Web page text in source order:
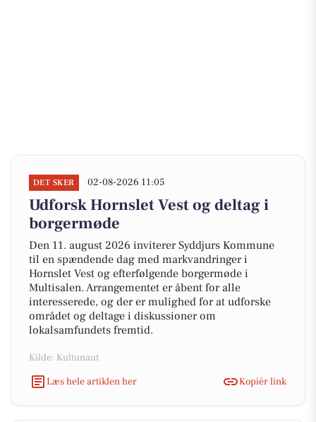
DET SKER 02-08-2026 11:05
Udforsk Hornslet Vest og deltag i
borgermøde
Den 11. august 2026 inviterer Syddjurs Kommune
til en spændende dag med markvandringer i
Hornslet Vest og efterfølgende borgermøde i
Multisalen. Arrangementet er åbent for alle
interesserede, og der er mulighed for at udforske
området og deltage i diskussioner om
lokalsamfundets fremtid.
Kilde: Kultunaut
Læs hele artiklen her
Kopiér link